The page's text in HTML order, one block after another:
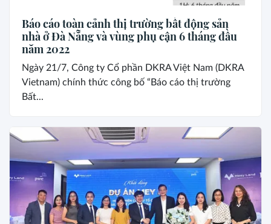
Báo cáo toàn cảnh thị trường bất động sản
nhà ở Đà Nẵng và vùng phụ cận 6 tháng đầu
năm 2022
Ngày 21/7, Công ty Cổ phần DKRA Việt Nam (DKRA
Vietnam) chính thức công bố “Báo cáo thị trường
Bất...